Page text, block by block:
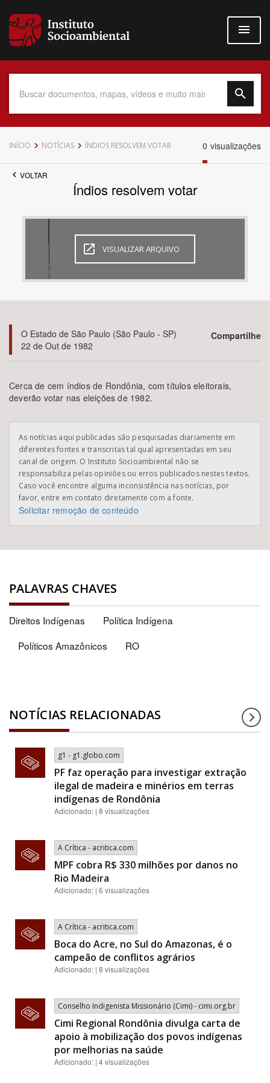
para
conteúdo
Data do Documento
Povo Indígena
Bioma / Bacia
Tema
Subtema
Área de Levantamento
Área Protegida
BUSCAR
INÍCIO NOTÍCIAS ÍNDIOS RESOLVEM VOTAR 0 visualizações
VOLTAR
Índios resolvem votar
VISUALIZAR ARQUIVO
O Estado de São Paulo (São Paulo - SP)
22 de Out de 1982
Compartilhe
Cerca de cem índios de Rondônia, com títulos eleitorais,
deverão votar nas eleições de 1982.
As notícias aqui publicadas são pesquisadas diariamente em
diferentes fontes e transcritas tal qual apresentadas em seu
canal de origem. O Instituto Socioambiental não se
responsabiliza pelas opiniões ou erros publicados nestes textos.
Caso você encontre alguma inconsistência nas notícias, por
favor, entre em contato diretamente com a fonte.
Solicitar remoção de conteúdo
PALAVRAS CHAVES
Direitos Indígenas
Política Indígena
Políticos Amazônicos
RO
NOTÍCIAS RELACIONADAS
g1 - g1.globo.com
PF faz operação para investigar extração
ilegal de madeira e minérios em terras
indígenas de Rondônia
Adicionado: | 8 visualizações
A Crítica - acritica.com
MPF cobra R$ 330 milhões por danos no
Rio Madeira
Adicionado: | 6 visualizações
A Crítica - acritica.com
Boca do Acre, no Sul do Amazonas, é o
campeão de conflitos agrários
Adicionado: | 8 visualizações
Conselho Indigenista Missionário (Cimi) - cimi.org.br
Cimi Regional Rondônia divulga carta de
apoio à mobilização dos povos indígenas
por melhorias na saúde
Adicionado: | 4 visualizações